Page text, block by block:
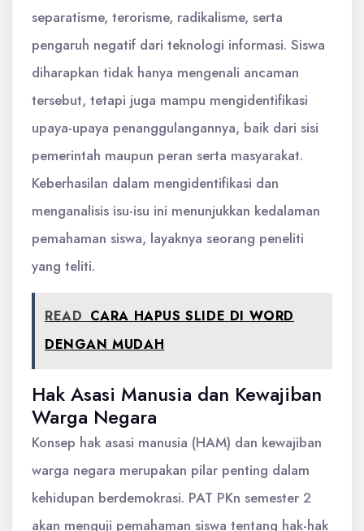
separatisme, terorisme, radikalisme, serta
pengaruh negatif dari teknologi informasi. Siswa
diharapkan tidak hanya mengenali ancaman
tersebut, tetapi juga mampu mengidentifikasi
upaya-upaya penanggulangannya, baik dari sisi
pemerintah maupun peran serta masyarakat.
Keberhasilan dalam mengidentifikasi dan
menganalisis isu-isu ini menunjukkan kedalaman
pemahaman siswa, layaknya seorang peneliti
yang teliti.
READ CARA HAPUS SLIDE DI WORD
DENGAN MUDAH
Hak Asasi Manusia dan Kewajiban
Warga Negara
Konsep hak asasi manusia (HAM) dan kewajiban
warga negara merupakan pilar penting dalam
kehidupan berdemokrasi. PAT PKn semester 2
akan menguji pemahaman siswa tentang hak-hak